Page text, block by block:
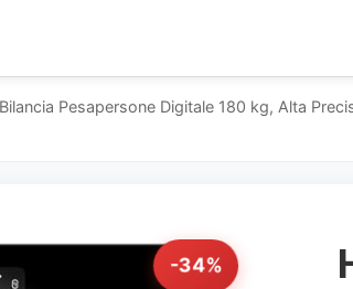
Pesapersone Digitale 180 kg, Alta
-34%